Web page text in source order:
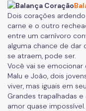
Dois corações
carne e o outro
entre um carnívoro
alguma chance de
se atraem, pode ser.
Você vai se
Malu e João, dois
viver, mas iguais em
Grandes trapalhadas
amor quase impossível.